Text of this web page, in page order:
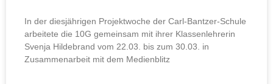
In der diesjährigen Projektwoche der Carl-Bantzer-Schule
arbeitete die 10G gemeinsam mit ihrer Klassenlehrerin
Svenja Hildebrand vom 22.03. bis zum 30.03. in
Zusammenarbeit mit dem Medienblitz